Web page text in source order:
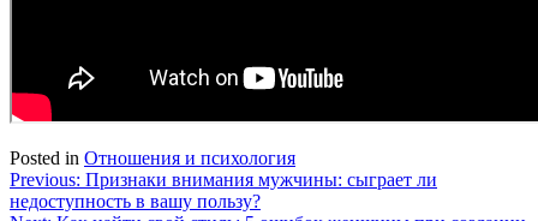
Posted in Отношения и психология
Навигация
Previous: Признаки внимания мужчины: сыграет ли
недоступность в вашу пользу?